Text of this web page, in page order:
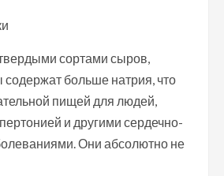
сортами сыров,
больше натрия, что
пищей для людей,
и другими сердечно-
Они абсолютно не